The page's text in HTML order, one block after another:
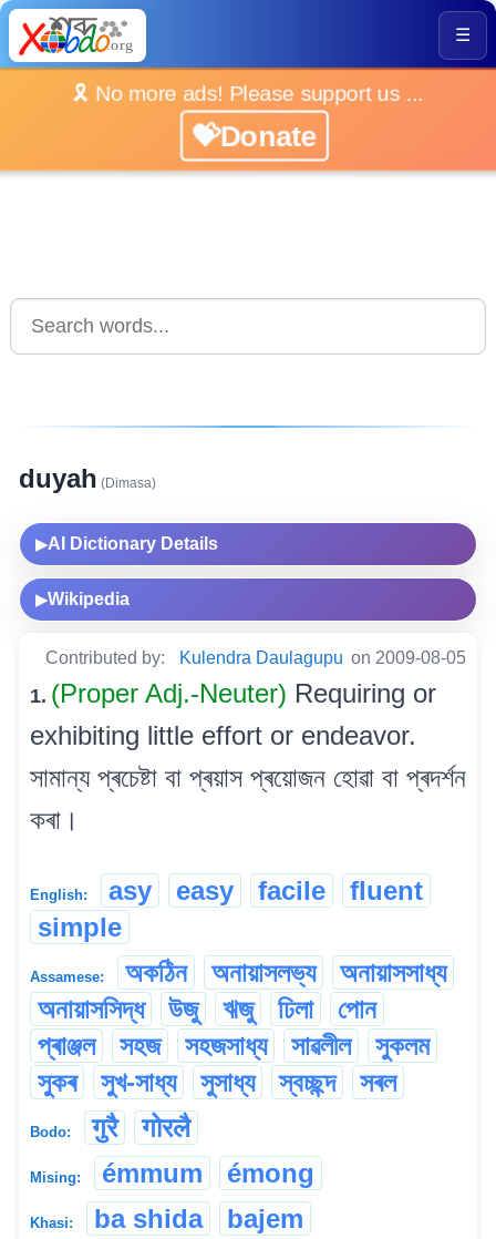
☰
🎗️ No more ads! Please support us ...
💝Donate
duyah (Dimasa)
▶AI Dictionary Details
▶Wikipedia
Contributed by: Kulendra Daulagupu on 2009-08-05
1. (Proper Adj.-Neuter) Requiring or
exhibiting little effort or endeavor.
সামান্য প্ৰচেষ্টা বা প্ৰয়াস প্ৰয়োজন হোৱা বা প্ৰদৰ্শন
কৰা।
English: asy easy facile
fluent
simple
Assamese: অকঠিন অনায়াসলভ্য
অনায়াসসাধ্য
অনায়াসসিদ্ধ
উজু ঋজু ঢিলা
পোন
প্ৰাঞ্জল
সহজ সহজসাধ্য সাৱলীল
সুকলম
সুকৰ
সুখ-সাধ্য সুসাধ্য স্বচ্ছন্দ সৰল
Bodo: गुरै गोरलै
Mising: émmum émong
Khasi: ba shida bajem